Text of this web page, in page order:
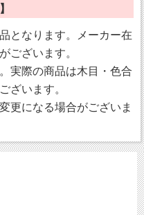
となります。メーカー在
ございます。
実際の商品は木目・色合
ざいます。
更になる場合がございま